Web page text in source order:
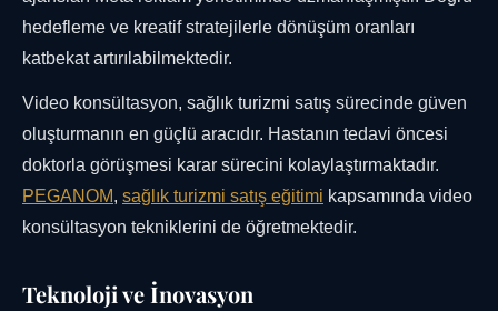
hedefleme ve kreatif stratejilerle dönüşüm oranları
katbekat artırılabilmektedir.
Video konsültasyon, sağlık turizmi satış sürecinde güven
oluşturmanın en güçlü aracıdır. Hastanın tedavi öncesi
doktorla görüşmesi karar sürecini kolaylaştırmaktadır.
PEGANOM, sağlık turizmi satış eğitimi kapsamında video
konsültasyon tekniklerini de öğretmektedir.
Teknoloji ve İnovasyon